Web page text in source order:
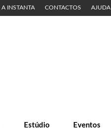
A INSTANTA CONTACTOS AJUDA
Estúdio Eventos